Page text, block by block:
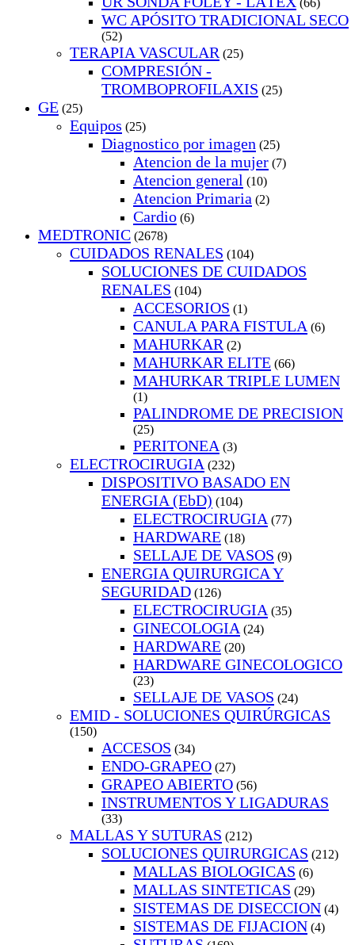
(66)
WC APÓSITO TRADICIONAL SECO
(52)
TERAPIA VASCULAR (25)
COMPRESIÓN -
TROMBOPROFILAXIS (25)
GE (25)
Equipos (25)
Diagnostico por imagen (25)
Atencion de la mujer (7)
Atencion general (10)
Atencion Primaria (2)
Cardio (6)
MEDTRONIC (2678)
CUIDADOS RENALES (104)
SOLUCIONES DE CUIDADOS
RENALES (104)
ACCESORIOS (1)
CANULA PARA FISTULA (6)
MAHURKAR (2)
MAHURKAR ELITE (66)
MAHURKAR TRIPLE LUMEN
(1)
PALINDROME DE PRECISION
(25)
PERITONEA (3)
ELECTROCIRUGIA (232)
DISPOSITIVO BASADO EN
ENERGIA (EbD) (104)
ELECTROCIRUGIA (77)
HARDWARE (18)
SELLAJE DE VASOS (9)
ENERGIA QUIRURGICA Y
SEGURIDAD (126)
ELECTROCIRUGIA (35)
GINECOLOGIA (24)
HARDWARE (20)
HARDWARE GINECOLOGICO
(23)
SELLAJE DE VASOS (24)
EMID - SOLUCIONES QUIRÚRGICAS
(150)
ACCESOS (34)
ENDO-GRAPEO (27)
GRAPEO ABIERTO (56)
INSTRUMENTOS Y LIGADURAS
(33)
MALLAS Y SUTURAS (212)
SOLUCIONES QUIRURGICAS (212)
MALLAS BIOLOGICAS (6)
MALLAS SINTETICAS (29)
SISTEMAS DE DISECCION (4)
SISTEMAS DE FIJACION (4)